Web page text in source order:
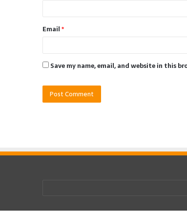
Email*
Save my name, email, and website in this